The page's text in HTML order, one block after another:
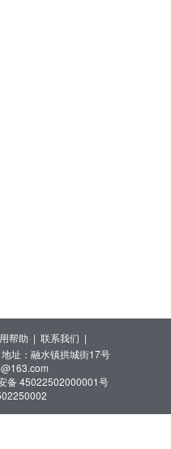
帮助 | 联系我们 |
地址：融水镇拱城街17号
备 45022502000001号